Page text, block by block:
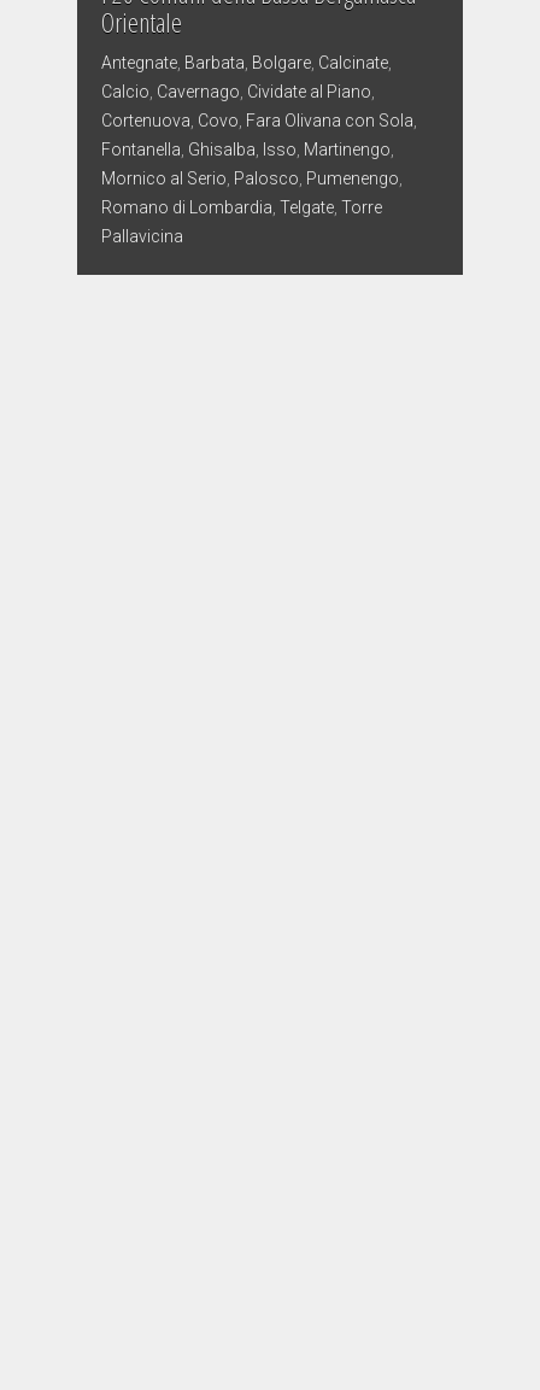
Orientale
Antegnate, Barbata, Bolgare, Calcinate,
Calcio, Cavernago, Cividate al Piano,
Cortenuova, Covo, Fara Olivana con Sola,
Fontanella, Ghisalba, Isso, Martinengo,
Mornico al Serio, Palosco, Pumenengo,
Romano di Lombardia, Telgate, Torre
Pallavicina